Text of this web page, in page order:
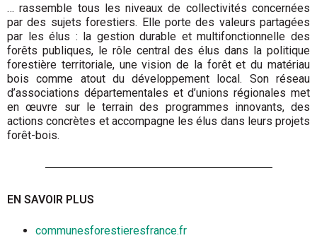
… rassemble tous les niveaux de collectivités concernées
par des sujets forestiers. Elle porte des valeurs partagées
par les élus : la gestion durable et multifonctionnelle des
forêts publiques, le rôle central des élus dans la politique
forestière territoriale, une vision de la forêt et du matériau
bois comme atout du développement local. Son réseau
d’associations départementales et d’unions régionales met
en œuvre sur le terrain des programmes innovants, des
actions concrètes et accompagne les élus dans leurs projets
forêt-bois.
EN SAVOIR PLUS
communesforestieresfrance.fr